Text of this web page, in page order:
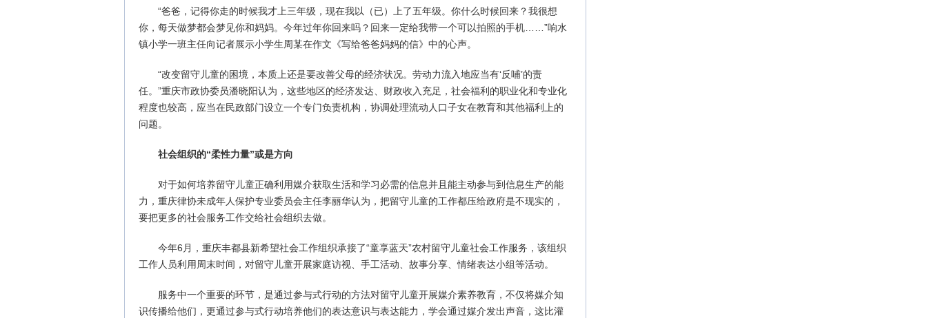
“爸爸，记得你走的时候我才上三年级，现在我以（已）上了五年级。你什么时候回来？我很想
你，每天做梦都会梦见你和妈妈。今年过年你回来吗？回来一定给我带一个可以拍照的手机……”响水
镇小学一班主任向记者展示小学生周某在作文《写给爸爸妈妈的信》中的心声。
“改变留守儿童的困境，本质上还是要改善父母的经济状况。劳动力流入地应当有‘反哺’的责
任。”重庆市政协委员潘晓阳认为，这些地区的经济发达、财政收入充足，社会福利的职业化和专业化
程度也较高，应当在民政部门设立一个专门负责机构，协调处理流动人口子女在教育和其他福利上的
问题。
社会组织的“柔性力量”或是方向
对于如何培养留守儿童正确利用媒介获取生活和学习必需的信息并且能主动参与到信息生产的能
力，重庆律协未成年人保护专业委员会主任李丽华认为，把留守儿童的工作都压给政府是不现实的，
要把更多的社会服务工作交给社会组织去做。
今年6月，重庆丰都县新希望社会工作组织承接了“童享蓝天”农村留守儿童社会工作服务，该组织
工作人员利用周末时间，对留守儿童开展家庭访视、手工活动、故事分享、情绪表达小组等活动。
服务中一个重要的环节，是通过参与式行动的方法对留守儿童开展媒介素养教育，不仅将媒介知
识传播给他们，更通过参与式行动培养他们的表达意识与表达能力，学会通过媒介发出声音，这比灌